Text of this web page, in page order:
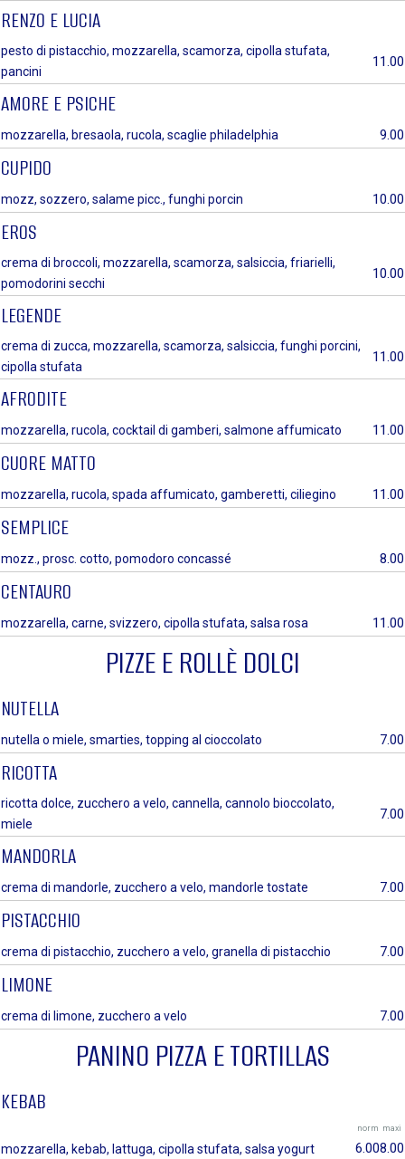
RENZO E LUCIA
pesto di pistacchio, mozzarella, scamorza, cipolla stufata,
pancini
11.00
AMORE E PSICHE
mozzarella, bresaola, rucola, scaglie philadelphia 9.00
CUPIDO
mozz, sozzero, salame picc., funghi porcin 10.00
EROS
crema di broccoli, mozzarella, scamorza, salsiccia, friarielli,
pomodorini secchi
10.00
LEGENDE
crema di zucca, mozzarella, scamorza, salsiccia, funghi porcini,
cipolla stufata
11.00
AFRODITE
mozzarella, rucola, cocktail di gamberi, salmone affumicato 11.00
CUORE MATTO
mozzarella, rucola, spada affumicato, gamberetti, ciliegino 11.00
SEMPLICE
mozz., prosc. cotto, pomodoro concassé 8.00
CENTAURO
mozzarella, carne, svizzero, cipolla stufata, salsa rosa 11.00
PIZZE E ROLLÈ DOLCI
NUTELLA
nutella o miele, smarties, topping al cioccolato 7.00
RICOTTA
ricotta dolce, zucchero a velo, cannella, cannolo bioccolato,
miele
7.00
MANDORLA
crema di mandorle, zucchero a velo, mandorle tostate 7.00
PISTACCHIO
crema di pistacchio, zucchero a velo, granella di pistacchio 7.00
LIMONE
crema di limone, zucchero a velo 7.00
PANINO PIZZA E TORTILLAS
KEBAB
mozzarella, kebab, lattuga, cipolla stufata, salsa yogurt
norm
6.00
maxi
8.00